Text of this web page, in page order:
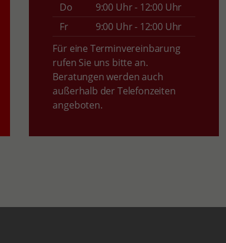
Do
9:00 Uhr - 12:00 Uhr
Fr
9:00 Uhr - 12:00 Uhr
Für eine Terminvereinbarung
rufen Sie uns bitte an.
Beratungen werden auch
außerhalb der Telefonzeiten
angeboten.